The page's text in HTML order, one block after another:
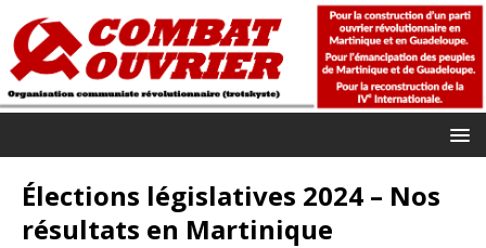
Élections législatives 2024 – Nos
résultats en Martinique